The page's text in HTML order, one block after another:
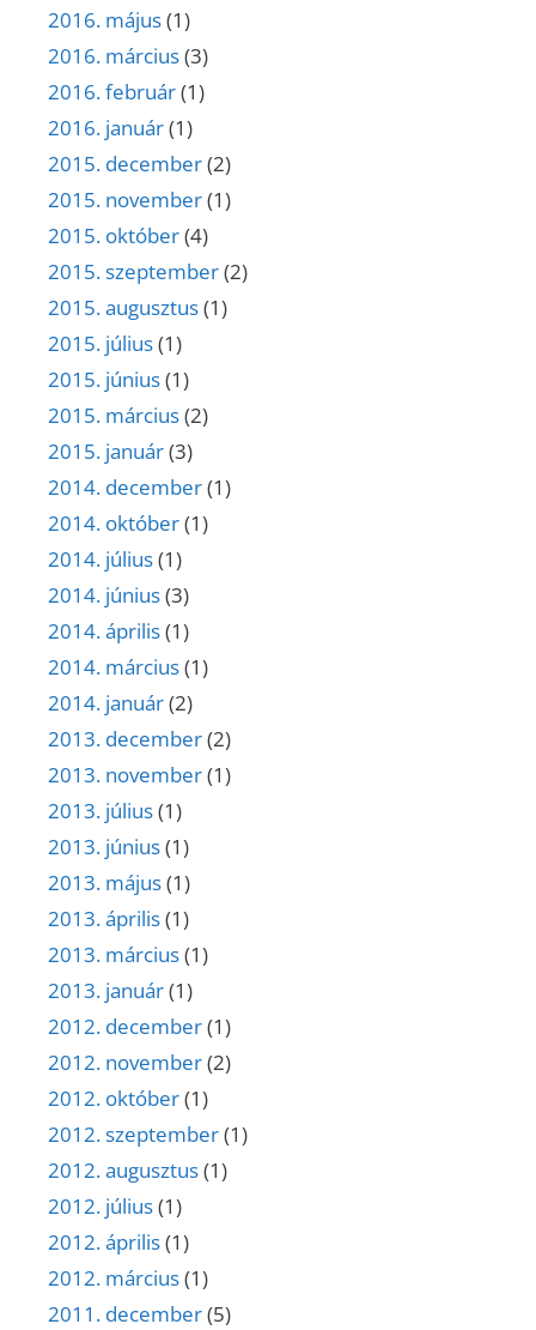
2016. május(1)
2016. március(3)
2016. február(1)
2016. január(1)
2015. december(2)
2015. november(1)
2015. október(4)
2015. szeptember(2)
2015. augusztus(1)
2015. július(1)
2015. június(1)
2015. március(2)
2015. január(3)
2014. december(1)
2014. október(1)
2014. július(1)
2014. június(3)
2014. április(1)
2014. március(1)
2014. január(2)
2013. december(2)
2013. november(1)
2013. július(1)
2013. június(1)
2013. május(1)
2013. április(1)
2013. március(1)
2013. január(1)
2012. december(1)
2012. november(2)
2012. október(1)
2012. szeptember(1)
2012. augusztus(1)
2012. július(1)
2012. április(1)
2012. március(1)
2011. december(5)